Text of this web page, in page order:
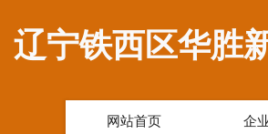
辽宁铁西区华胜
网站首页 企